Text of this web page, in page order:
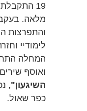
19
מלאה.
והתפרצות
המחלה
ואוסף
השיגעון",
כפר שאול.